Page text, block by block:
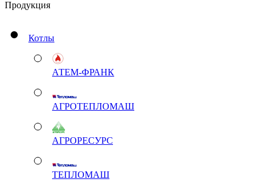
Продукция
Котлы
АТЕМ-ФРАНК
АГРОТЕПЛОМАШ
АГРОРЕСУРС
ТЕПЛОМАШ